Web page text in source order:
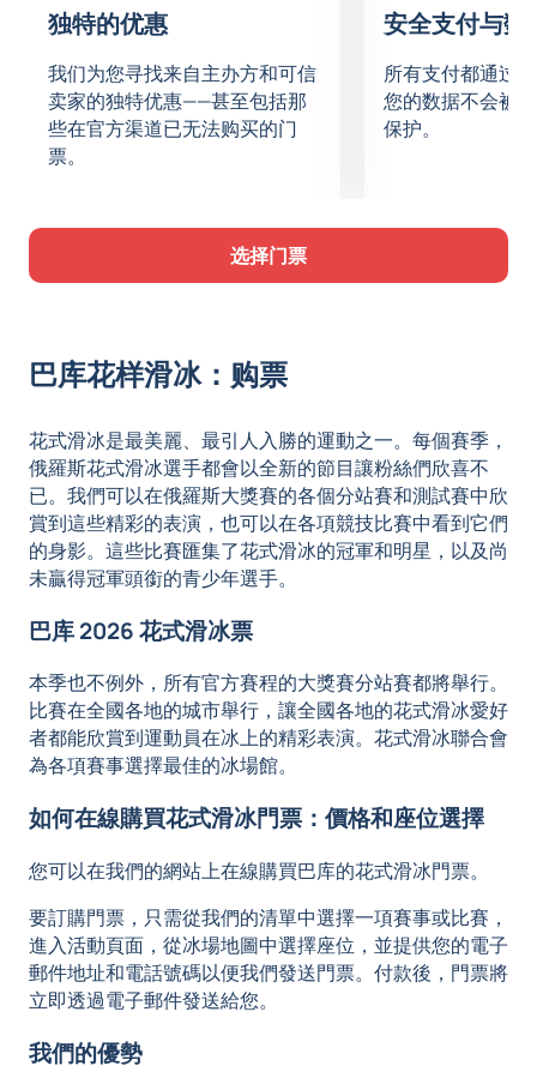
独特的优惠
我们为您寻找来自主办方和可信
卖家的独特优惠——甚至包括那
些在官方渠道已无法购买的门
票。
安全支付与数
所有支付都通过
您的数据不会被
保护。
选择门票
巴库花样滑冰：购票
花式滑冰是最美麗、最引人入勝的運動之一。每個賽季，
俄羅斯花式滑冰選手都會以全新的節目讓粉絲們欣喜不
已。我們可以在俄羅斯大獎賽的各個分站賽和測試賽中欣
賞到這些精彩的表演，也可以在各項競技比賽中看到它們
的身影。這些比賽匯集了花式滑冰的冠軍和明星，以及尚
未贏得冠軍頭銜的青少年選手。
巴库 2026 花式滑冰票
本季也不例外，所有官方賽程的大獎賽分站賽都將舉行。
比賽在全國各地的城市舉行，讓全國各地的花式滑冰愛好
者都能欣賞到運動員在冰上的精彩表演。花式滑冰聯合會
為各項賽事選擇最佳的冰場館。
如何在線購買花式滑冰門票：價格和座位選擇
您可以在我們的網站上在線購買巴库的花式滑冰門票。
要訂購門票，只需從我們的清單中選擇一項賽事或比賽，
進入活動頁面，從冰場地圖中選擇座位，並提供您的電子
郵件地址和電話號碼以便我們發送門票。付款後，門票將
立即透過電子郵件發送給您。
我們的優勢